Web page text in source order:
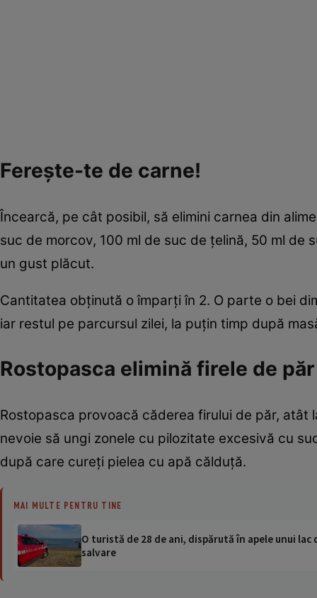
Fereşte-te de carne!
Încearcă, pe cât posibil, să elimini carnea din
suc de morcov, 100 ml de suc de ţelină, 50 ml
un gust plăcut.
Cantitatea obţinută o împarţi în 2. O parte o bei
iar restul pe parcursul zilei, la puţin timp după
Rostopasca elimină firele de
Rostopasca provoacă căderea firului de păr, atât
nevoie să ungi zonele cu pilozitate excesivă cu
după care cureţi pielea cu apă călduţă.
MAI MULTE PENTRU TINE
O turistă de 28 de ani, dispărută în apele unui
salvare